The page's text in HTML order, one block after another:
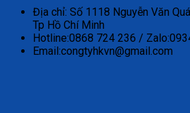
Địa chỉ: Số 1118 Nguyễn Văn
Tp Hồ Chí Minh
Hotline:0868 724 236 /
Email:congtyhkvn@gmail.com